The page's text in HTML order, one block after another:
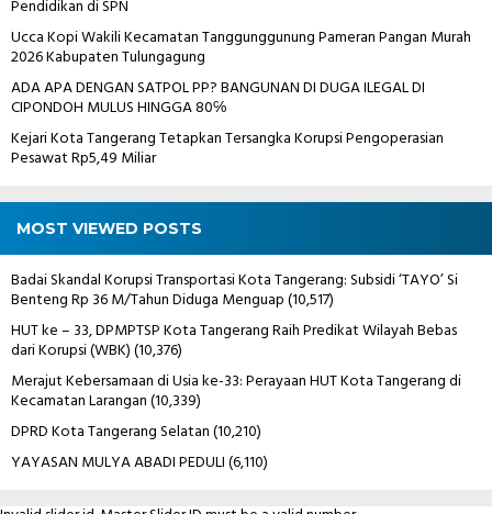
Pendidikan di SPN
Ucca Kopi Wakili Kecamatan Tanggunggunung Pameran Pangan Murah
2026 Kabupaten Tulungagung
ADA APA DENGAN SATPOL PP? BANGUNAN DI DUGA ILEGAL DI
CIPONDOH MULUS HINGGA 80℅
Kejari Kota Tangerang Tetapkan Tersangka Korupsi Pengoperasian
Pesawat Rp5,49 Miliar
MOST VIEWED POSTS
Badai Skandal Korupsi Transportasi Kota Tangerang: Subsidi ‘TAYO’ Si
Benteng Rp 36 M/Tahun Diduga Menguap(10,517)
HUT ke – 33, DPMPTSP Kota Tangerang Raih Predikat Wilayah Bebas
dari Korupsi (WBK)(10,376)
Merajut Kebersamaan di Usia ke-33: Perayaan HUT Kota Tangerang di
Kecamatan Larangan(10,339)
DPRD Kota Tangerang Selatan(10,210)
YAYASAN MULYA ABADI PEDULI(6,110)